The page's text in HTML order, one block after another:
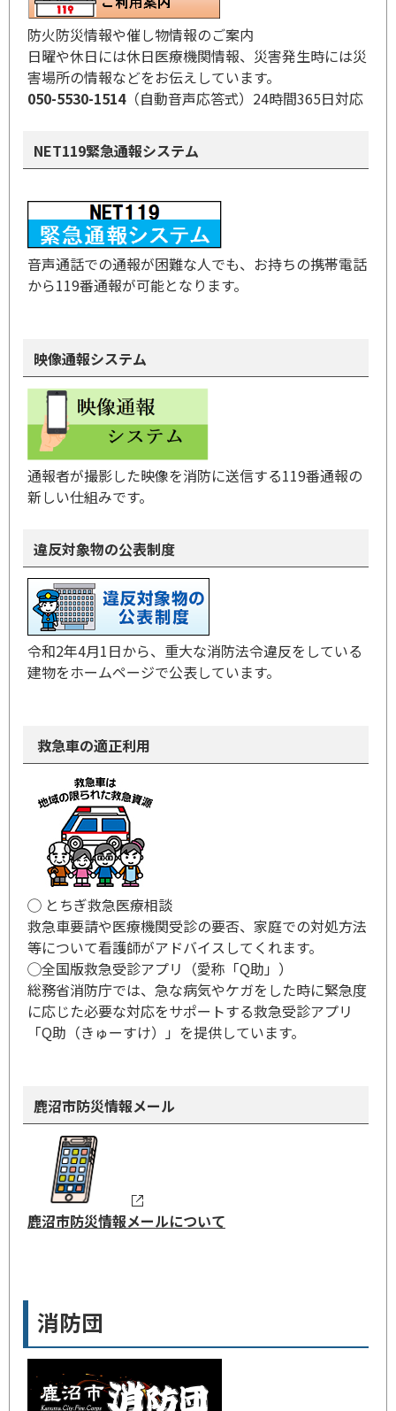
防火防災情報や催し物情報のご案内
日曜や休日には休日医療機関情報、災害発生時には災
害場所の情報などをお伝えしています。
050-5530-1514（自動音声応答式）24時間365日対応
NET119緊急通報システム
音声通話での通報が困難な人でも、お持ちの携帯電話
から119番通報が可能となります。
映像通報システム
通報者が撮影した映像を消防に送信する119番通報の
新しい仕組みです。
違反対象物の公表制度
令和2年4月1日から、重大な消防法令違反をしている
建物をホームページで公表しています。
救急車の適正利用
◯ とちぎ救急医療相談
救急車要請や医療機関受診の要否、家庭での対処方法
等について看護師がアドバイスしてくれます。
◯全国版救急受診アプリ（愛称「Q助」）
総務省消防庁では、急な病気やケガをした時に緊急度
に応じた必要な対応をサポートする救急受診アプリ
「Q助（きゅーすけ）」を提供しています。
鹿沼市防災情報メール
鹿沼市防災情報メールについて
消防団